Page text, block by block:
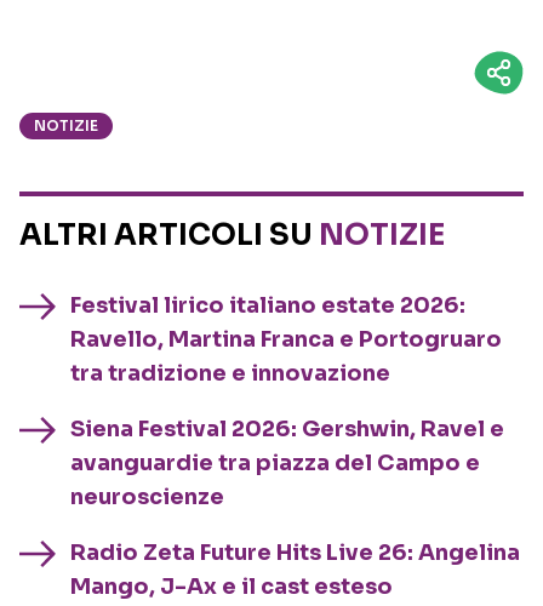
NOTIZIE
ALTRI ARTICOLI SU NOTIZIE
Festival lirico italiano estate 2026:
Ravello, Martina Franca e Portogruaro
tra tradizione e innovazione
Siena Festival 2026: Gershwin, Ravel e
avanguardie tra piazza del Campo e
neuroscienze
Radio Zeta Future Hits Live 26: Angelina
Mango, J-Ax e il cast esteso